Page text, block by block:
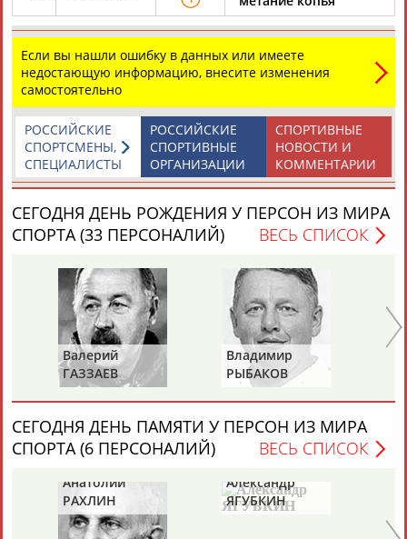
АБДУЛЖАЛИЛОВ АБДУЛКАГИРОВАБДУЛЛАЕВ
24 персон из 13181
ЕЩЁ ПЕРСОНЫ
ТАБЛО АКТИВНОСТИ
Вопросы сотрудничества и совместной деятельности inform@infosport.ru
© Стадион, 1998-2026
Адресов в новостной рассылке: 996
Если вы нашли ошибку в данных или имеете
недостающую информацию, внесите изменения
самостоятельно
СПОРТИВНЫЕ
НОВОСТИ И
КОММЕНТАРИИ
РОССИЙСКИЕ
СПОРТИВНЫЕ
ОРГАНИЗАЦИИ
РОССИЙСКИЕ
СПОРТСМЕНЫ,
СПЕЦИАЛИСТЫ
СЕГОДНЯ ДЕНЬ РОЖДЕНИЯ У ПЕРСОН ИЗ МИРА
СПОРТА (33 ПЕРСОНАЛИЙ)
ВЕСЬ СПИСОК
Валерий
ГАЗЗАЕВ
Владимир
РЫБАКОВ
СЕГОДНЯ ДЕНЬ ПАМЯТИ У ПЕРСОН ИЗ МИРА
СПОРТА (6 ПЕРСОНАЛИЙ)
ВЕСЬ СПИСОК
Анатолий
РАХЛИН
Александр
ЯГУБКИН